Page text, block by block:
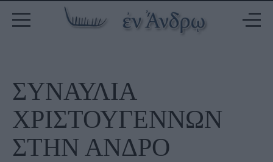
ΣΥΝΑΥΛΙΑ
ΧΡΙΣΤΟΥΓΕΝΝΩΝ
ΣΤΗΝ ΑΝΔΡΟ